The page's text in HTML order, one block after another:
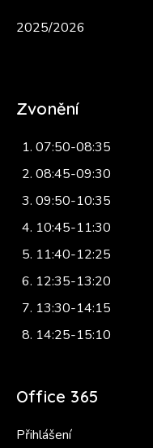
2025/2026
Zvonění
07:50-08:35
08:45-09:30
09:50-10:35
10:45-11:30
11:40-12:25
12:35-13:20
13:30-14:15
14:25-15:10
Office 365
Přihlášení